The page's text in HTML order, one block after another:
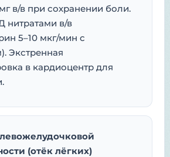
в/в при сохранении боли.
нитратами в/в
5–10 мкг/мин с
Экстренная
в кардиоцентр для
(отёк лёгких)